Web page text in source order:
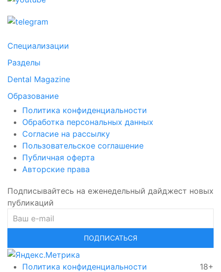
Специализации
Разделы
Dental Magazine
Образование
Политика конфиденциальности
Обработка персональных данных
Согласие на рассылку
Пользовательское соглашение
Публичная оферта
Авторские права
Подписывайтесь на еженедельный дайджест новых
публикаций
ПОДПИСАТЬСЯ
Политика конфиденциальности
18+